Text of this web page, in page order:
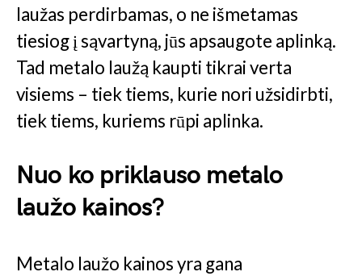
laužas perdirbamas, o ne išmetamas
tiesiog į sąvartyną, jūs apsaugote aplinką.
Tad metalo laužą kaupti tikrai verta
visiems – tiek tiems, kurie nori užsidirbti,
tiek tiems, kuriems rūpi aplinka.
Nuo ko priklauso metalo
laužo kainos?
Metalo laužo kainos yra gana